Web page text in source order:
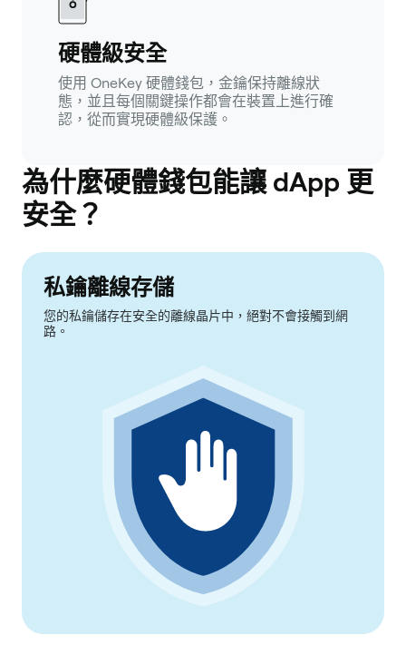
硬體級安全
使用 OneKey 硬體錢包，金鑰保持離線狀
態，並且每個關鍵操作都會在裝置上進行確
認，從而實現硬體級保護。
為什麼硬體錢包能讓 dApp 更
安全？
私鑰離線存儲
您的私鑰儲存在安全的離線晶片中，絕對不會接觸到網
路。